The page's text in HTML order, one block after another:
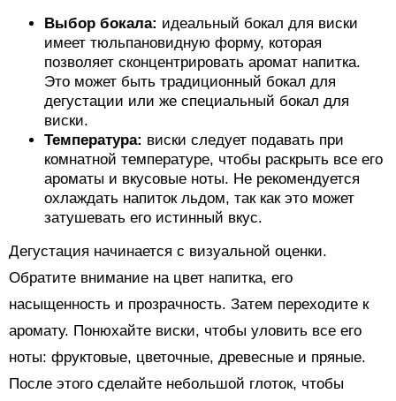
Выбор бокала: идеальный бокал для виски
имеет тюльпановидную форму, которая
позволяет сконцентрировать аромат напитка.
Это может быть традиционный бокал для
дегустации или же специальный бокал для
виски.
Температура: виски следует подавать при
комнатной температуре, чтобы раскрыть все его
ароматы и вкусовые ноты. Не рекомендуется
охлаждать напиток льдом, так как это может
затушевать его истинный вкус.
Дегустация начинается с визуальной оценки.
Обратите внимание на цвет напитка, его
насыщенность и прозрачность. Затем переходите к
аромату. Понюхайте виски, чтобы уловить все его
ноты: фруктовые, цветочные, древесные и пряные.
После этого сделайте небольшой глоток, чтобы